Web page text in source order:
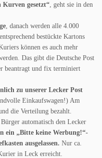
gesetzt“, geht sie in den
, danach werden alle 4.000
bestückte Kartons
können es auch mehr
Das gibt die Deutsche Post
beantragt und fix terminiert
zu unserer Lecker Post
Einkaufswagen!) Am
die Verteilung bezahlt.
automatisch den Lecker
ein „Bitte keine Werbung!“-
ausgelassen. Nur ca.
in Leck erreicht.